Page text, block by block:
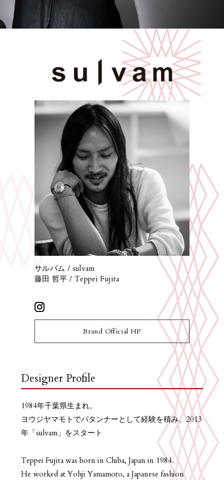
サルバム / sulvam
藤田 哲平 / Teppei Fujita
Brand Official HP
Designer Profile
1984年千葉県生まれ。
ヨウジヤマモトでパタンナーとして経験を積み、2013
年「sulvam」をスタート
Teppei Fujita was born in Chiba, Japan in 1984.
He worked at Yohji Yamamoto, a Japanese fashion